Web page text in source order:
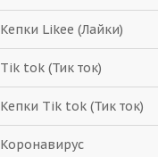
Кепки Likee (Лайки)
Tik tok (Тик ток)
Кепки Tik tok (Тик ток)
Коронавирус